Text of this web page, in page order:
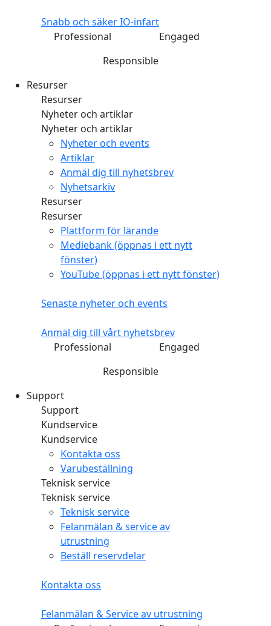
Snabb och säker IO-infart
Professional
Engaged
Responsible
Resurser
Resurser
Nyheter och artiklar
Nyheter och artiklar
Nyheter och events
Artiklar
Anmäl dig till nyhetsbrev
Nyhetsarkiv
Resurser
Resurser
Plattform för lärande
Mediebank(öppnas i ett nytt
fönster)
YouTube(öppnas i ett nytt fönster)
Senaste nyheter och events
Anmäl dig till vårt nyhetsbrev
Professional
Engaged
Responsible
Support
Support
Kundservice
Kundservice
Kontakta oss
Varubeställning
Teknisk service
Teknisk service
Teknisk service
Felanmälan & service av
utrustning
Beställ reservdelar
Kontakta oss
Felanmälan & Service av utrustning